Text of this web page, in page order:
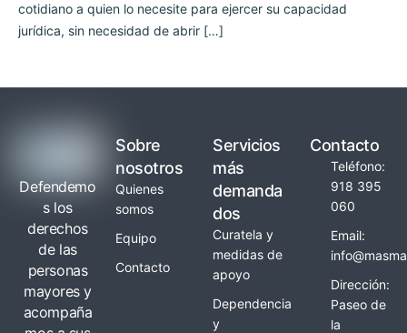
cotidiano a quien lo necesite para ejercer su capacidad
jurídica, sin necesidad de abrir […]
Defendemo
s los
derechos
de las
personas
mayores y
acompaña
Sobre
nosotros
Quienes
somos
Equipo
Contacto
Servicios
más
demanda
dos
Curatela y
medidas de
apoyo
Dependencia
y
Contacto
Teléfono:
918 395
060
Email:
Dirección:
Paseo de
la